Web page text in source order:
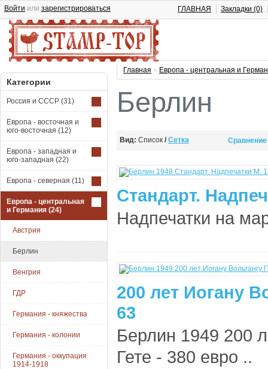
Войти или зарегистрироваться ГЛАВНАЯ Закладки (0)
Категории
Россия и СССР (31)
Европа - восточная и
юго-восточная (12)
Европа - западная и
юго-западная (22)
Европа - северная (11)
Европа - центральная
и Германия (24)
Австрия
Берлин
Венгрия
ГДР
Германия - княжества
Германия - колонии
Германия - оккупация
1914-1918
Главная » Европа - центральная и
Берлин
Вид: Список / Сетка Сравнение
Стандарт.
Надпечатки на
200 лет Иогану
63
Берлин 1949 200
Гете - 380 евро ..